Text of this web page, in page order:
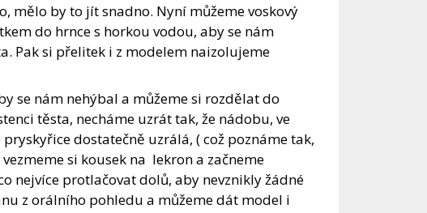
mělo by to jít snadno. Nyní můžeme voskový
do hrnce s horkou vodou, aby se nám
Pak si přelitek i z modelem naizolujeme
se nám nehýbal a můžeme si rozdělat do
těsta, necháme uzrát tak, že nádobu, ve
dostatečně uzrálá, ( což poznáme tak,
si kousek na lekron a začneme
nejvíce protlačovat dolů, aby nevznikly žádné
z orálního pohledu a můžeme dát model i